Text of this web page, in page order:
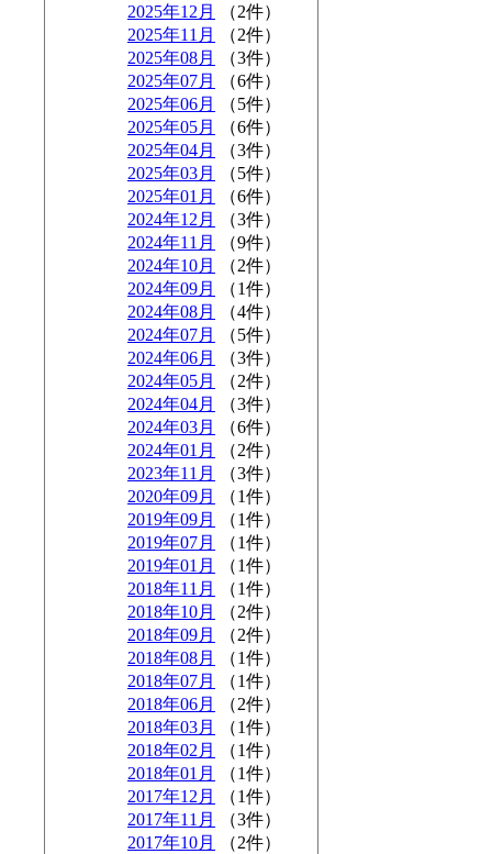
2025年12月
（2件）
2025年11月
（2件）
2025年08月
（3件）
2025年07月
（6件）
2025年06月
（5件）
2025年05月
（6件）
2025年04月
（3件）
2025年03月
（5件）
2025年01月
（6件）
2024年12月
（3件）
2024年11月
（9件）
2024年10月
（2件）
2024年09月
（1件）
2024年08月
（4件）
2024年07月
（5件）
2024年06月
（3件）
2024年05月
（2件）
2024年04月
（3件）
2024年03月
（6件）
2024年01月
（2件）
2023年11月
（3件）
2020年09月
（1件）
2019年09月
（1件）
2019年07月
（1件）
2019年01月
（1件）
2018年11月
（1件）
2018年10月
（2件）
2018年09月
（2件）
2018年08月
（1件）
2018年07月
（1件）
2018年06月
（2件）
2018年03月
（1件）
2018年02月
（1件）
2018年01月
（1件）
2017年12月
（1件）
2017年11月
（3件）
2017年10月
（2件）